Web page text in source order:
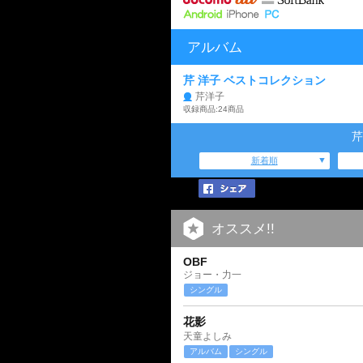
アルバム
芹 洋子 ベストコレクション
芹洋子
収録商品:24商品
新着順
オススメ!!
OBF
ジョー・力一
シングル
花影
天童よしみ
アルバム シングル